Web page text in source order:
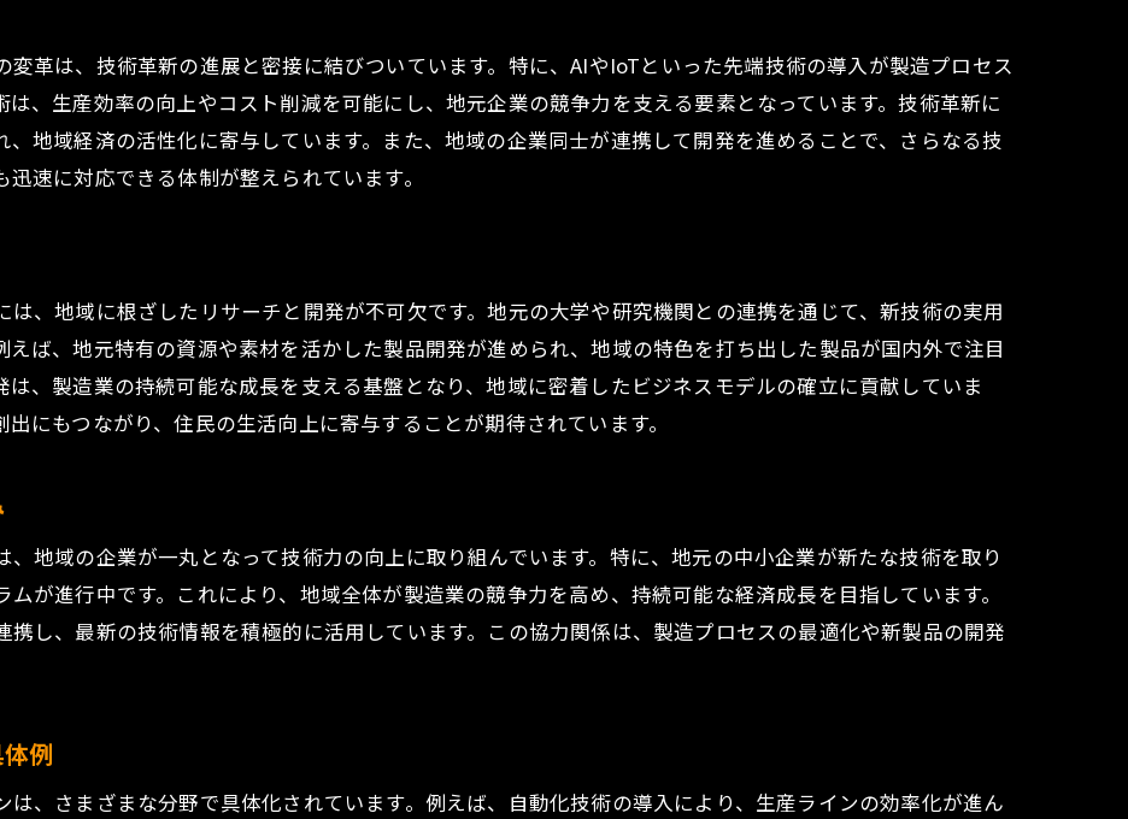
革は、技術革新の進展と密接に結びついています。特に、AIやIoTといった先端技術の導入が製造プロセス
、生産効率の向上やコスト削減を可能にし、地元企業の競争力を支える要素となっています。技術革新に
地域経済の活性化に寄与しています。また、地域の企業同士が連携して開発を進めることで、さらなる技
速に対応できる体制が整えられています。
、地域に根ざしたリサーチと開発が不可欠です。地元の大学や研究機関との連携を通じて、新技術の実用
ば、地元特有の資源や素材を活かした製品開発が進められ、地域の特色を打ち出した製品が国内外で注目
、製造業の持続可能な成長を支える基盤となり、地域に密着したビジネスモデルの確立に貢献していま
にもつながり、住民の生活向上に寄与することが期待されています。
地域の企業が一丸となって技術力の向上に取り組んでいます。特に、地元の中小企業が新たな技術を取り
が進行中です。これにより、地域全体が製造業の競争力を高め、持続可能な経済成長を目指しています。
携し、最新の技術情報を積極的に活用しています。この協力関係は、製造プロセスの最適化や新製品の開発
例
、さまざまな分野で具体化されています。例えば、自動化技術の導入により、生産ラインの効率化が進ん